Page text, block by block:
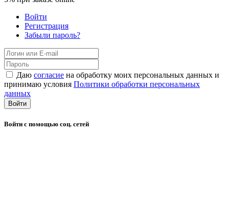
Войти
Регистрация
Забыли пароль?
Даю согласие на обработку моих персональных данных и
принимаю условия Политики обработки персональных
данных
Войти
Войти с помощью соц. сетей